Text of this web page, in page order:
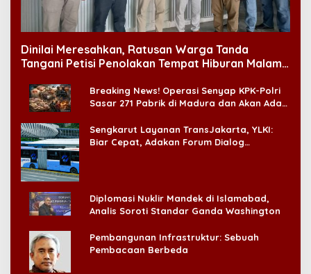
Dinilai Meresahkan, Ratusan Warga Tanda
Tangani Petisi Penolakan Tempat Hiburan Malam
Breaking News! Operasi Senyap KPK-Polri
Sasar 271 Pabrik di Madura dan Akan Ada
Sengkarut Layanan TransJakarta, YLKI:
Biar Cepat, Adakan Forum Dialog
Diplomasi Nuklir Mandek di Islamabad,
Analis Soroti Standar Ganda Washington
Pembangunan Infrastruktur: Sebuah
Pembacaan Berbeda